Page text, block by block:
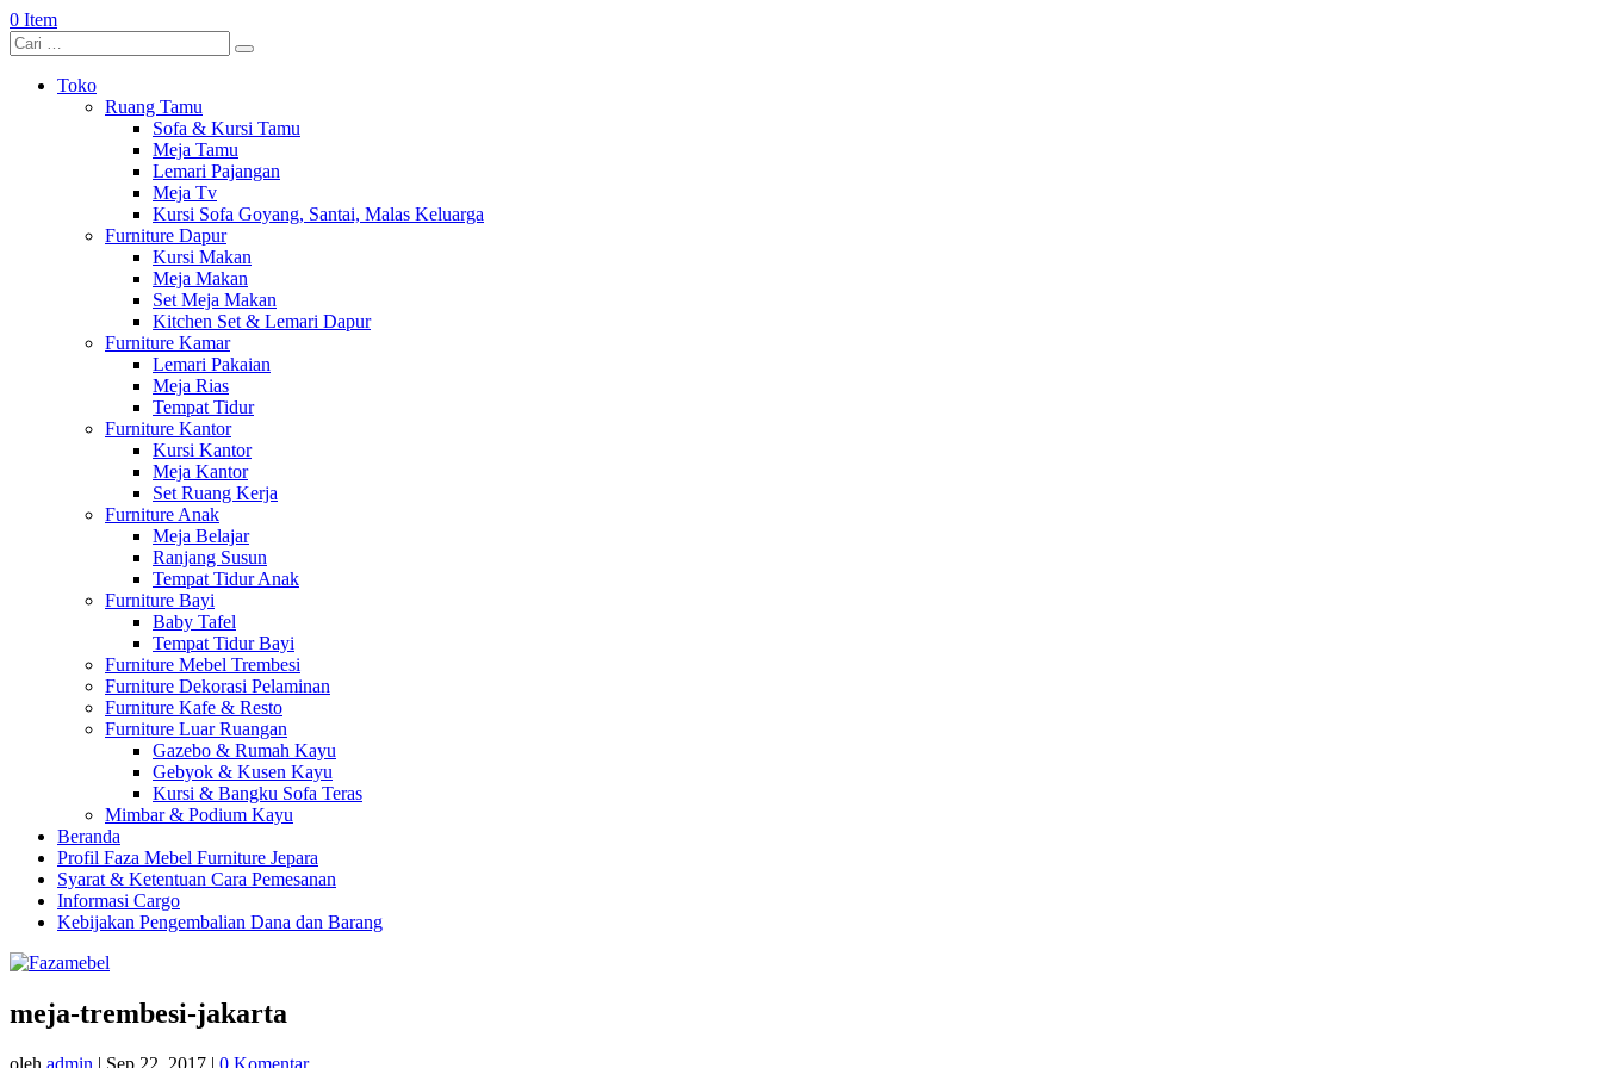
0 Item
Toko
Ruang Tamu
Sofa & Kursi Tamu
Meja Tamu
Lemari Pajangan
Meja Tv
Kursi Sofa Goyang, Santai, Malas Keluarga
Furniture Dapur
Kursi Makan
Meja Makan
Set Meja Makan
Kitchen Set & Lemari Dapur
Furniture Kamar
Lemari Pakaian
Meja Rias
Tempat Tidur
Furniture Kantor
Kursi Kantor
Meja Kantor
Set Ruang Kerja
Furniture Anak
Meja Belajar
Ranjang Susun
Tempat Tidur Anak
Furniture Bayi
Baby Tafel
Tempat Tidur Bayi
Furniture Mebel Trembesi
Furniture Dekorasi Pelaminan
Furniture Kafe & Resto
Furniture Luar Ruangan
Gazebo & Rumah Kayu
Gebyok & Kusen Kayu
Kursi & Bangku Sofa Teras
Mimbar & Podium Kayu
Beranda
Profil Faza Mebel Furniture Jepara
Syarat & Ketentuan Cara Pemesanan
Informasi Cargo
Kebijakan Pengembalian Dana dan Barang
meja-trembesi-jakarta
oleh admin | Sep 22, 2017 | 0 Komentar